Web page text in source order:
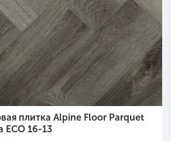
плитка Alpine Floor Parquet
ECO 16-13